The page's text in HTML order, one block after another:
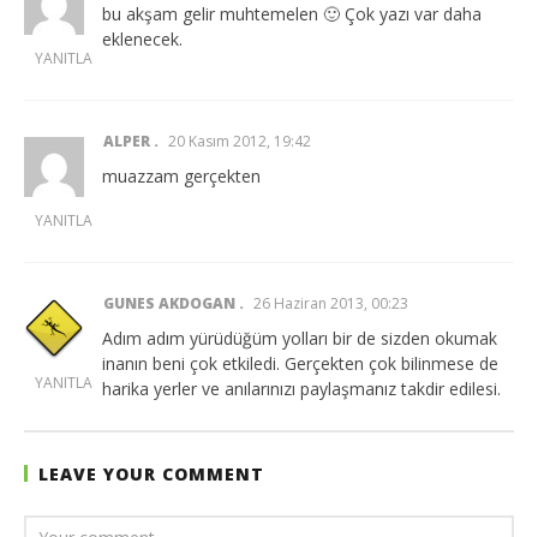
bu akşam gelir muhtemelen 🙂 Çok yazı var daha
eklenecek.
YANITLA
ALPER 20 Kasım 2012, 19:42
muazzam gerçekten
YANITLA
GUNES AKDOGAN 26 Haziran 2013, 00:23
Adım adım yürüdüğüm yolları bir de sizden okumak
inanın beni çok etkiledi. Gerçekten çok bilinmese de
harika yerler ve anılarınızı paylaşmanız takdir edilesi.
YANITLA
LEAVE YOUR COMMENT